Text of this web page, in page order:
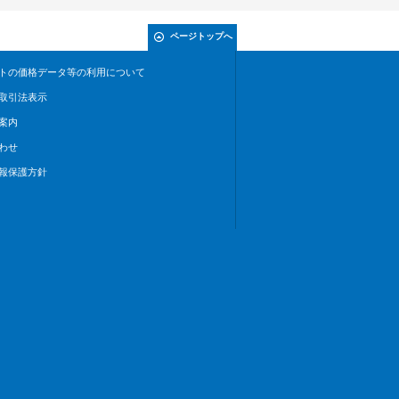
ページトップへ
の価格データ等の利用について
引法表示
内
せ
保護方針